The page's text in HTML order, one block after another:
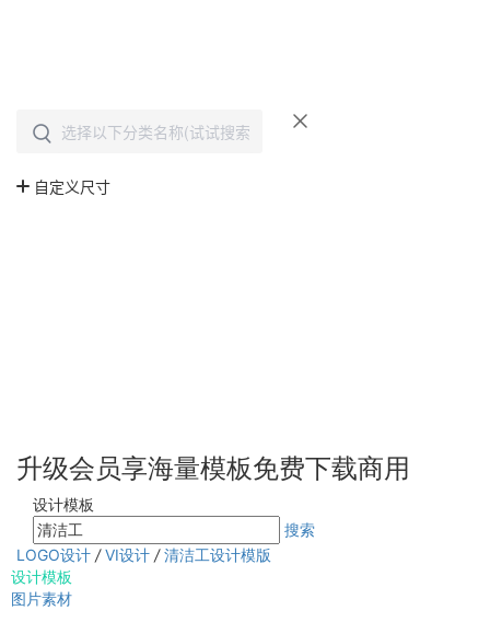
升级会员享海量模板免费下载商用
设计模板
搜索
LOGO设计 / VI设计 / 清洁工设计模版
设计模板
图片素材